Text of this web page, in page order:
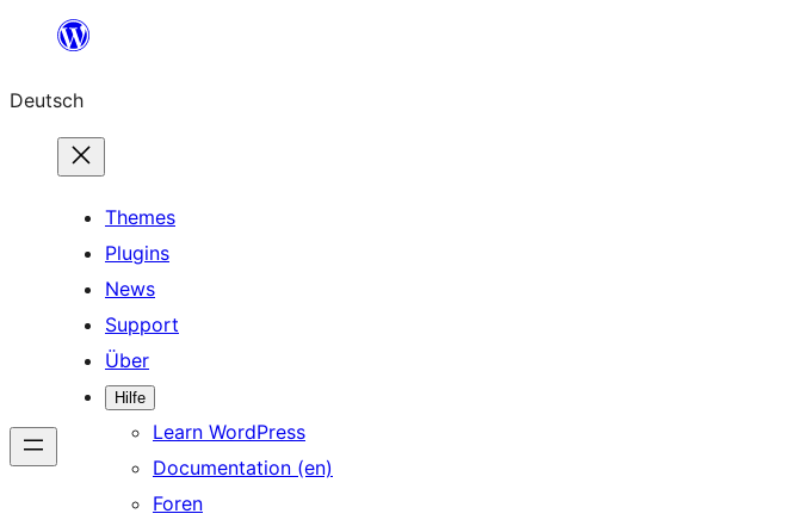
springen
Deutsch
Themes
Plugins
News
Support
Über
Hilfe
Learn WordPress
Documentation (en)
Foren